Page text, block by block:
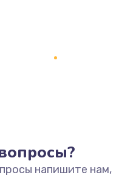
напишите нам,